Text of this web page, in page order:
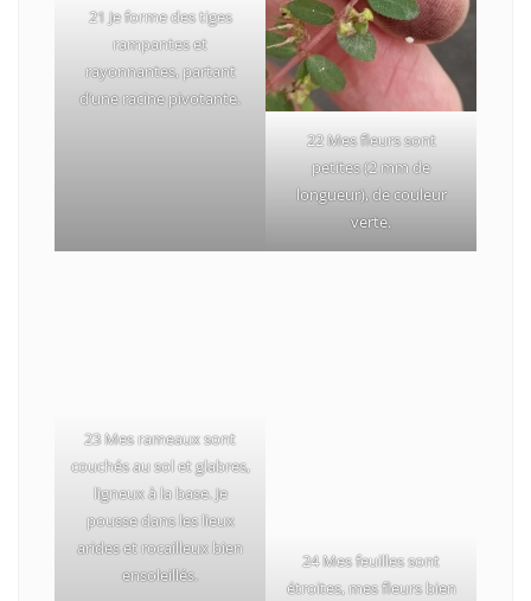
21 Je forme des tiges
rampantes et
rayonnantes, partant
d’une racine pivotante.
22 Mes fleurs sont
petites (2 mm de
longueur), de couleur
verte.
23 Mes rameaux sont
couchés au sol et glabres,
ligneux à la base. Je
pousse dans les lieux
arides et rocailleux bien
ensoleillés.
24 Mes feuilles sont
étroites, mes fleurs bien